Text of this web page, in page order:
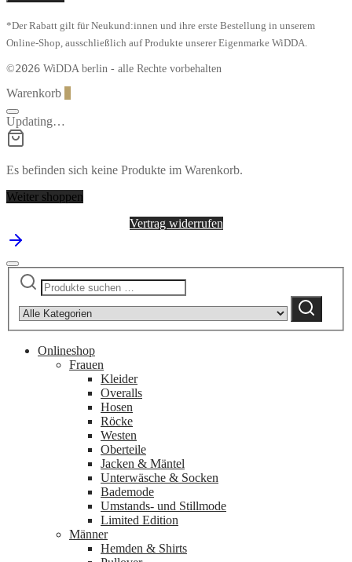
*Der Rabatt gilt für Neukund:innen und ihre erste Bestellung in unserem
Online-Shop, ausschließlich auf Produkte unserer Eigenmarke WiDDA.
©2026 WiDDA berlin - alle Rechte vorbehalten
Warenkorb
Updating…
Es befinden sich keine Produkte im Warenkorb.
Weiter shoppen
Vertrag widerrufen
Suchen
nach:
category:
Suchen
Onlineshop
Frauen
Kleider
Overalls
Hosen
Röcke
Westen
Oberteile
Jacken & Mäntel
Unterwäsche & Socken
Bademode
Umstands- und Stillmode
Limited Edition
Männer
Hemden & Shirts